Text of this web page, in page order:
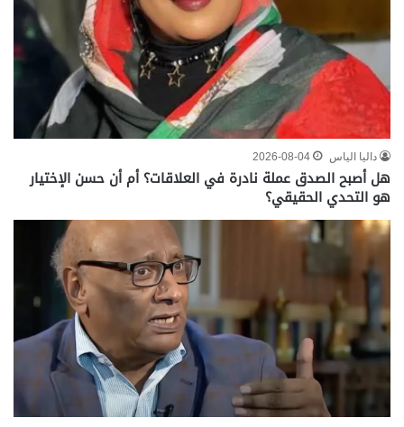
داليا الياس 2026-08-04
هل أصبح الصدق عملة نادرة في العلاقات؟ أم أن حسن الإختيار
هو التحدي الحقيقي؟